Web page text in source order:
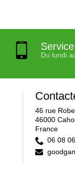
Du lundi
46 rue
46000
France
06 08